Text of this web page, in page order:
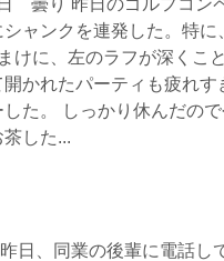
曇り 昨日のゴルフコン
ャンクを連発した。特に
けに、左のラフが深くこ
かれたパーティも疲れ
た。 しっかり休んだの
した...
日、同業の後輩に電話し